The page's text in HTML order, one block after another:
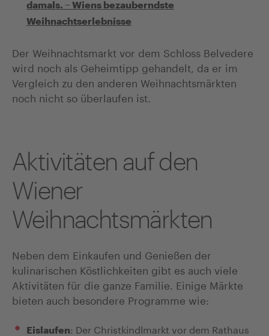
damals. – Wiens bezauberndste
Weihnachtserlebnisse
Der Weihnachtsmarkt vor dem Schloss Belvedere
wird noch als Geheimtipp gehandelt, da er im
Vergleich zu den anderen Weihnachtsmärkten
noch nicht so überlaufen ist.
Aktivitäten auf den
Wiener
Weihnachtsmärkten
Neben dem Einkaufen und Genießen der
kulinarischen Köstlichkeiten gibt es auch viele
Aktivitäten für die ganze Familie. Einige Märkte
bieten auch besondere Programme wie:
Eislaufen: Der Christkindlmarkt vor dem Rathaus